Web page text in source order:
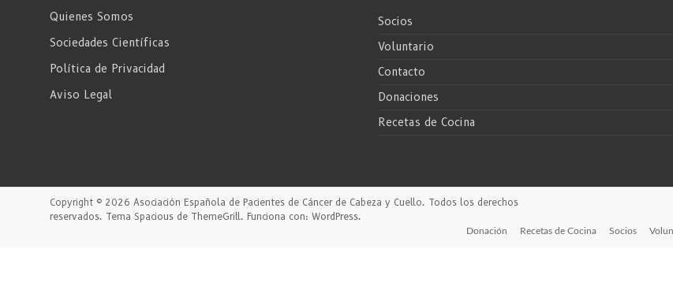
Quienes Somos
Sociedades Científicas
Política de Privacidad
Aviso Legal
Socios
Voluntario
Contacto
Donaciones
Recetas de Cocina
Copyright © 2026 Asociación Española de Pacientes de Cáncer de Cabeza y Cuello. Todos los derechos
reservados. Tema Spacious de ThemeGrill. Funciona con: WordPress.
Donación Recetas de Cocina Socios